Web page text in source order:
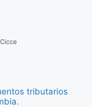
tributarios